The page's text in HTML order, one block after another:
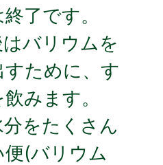
了です。
バリウムを
ために、す
みます。
をたくさん
便(バリウム